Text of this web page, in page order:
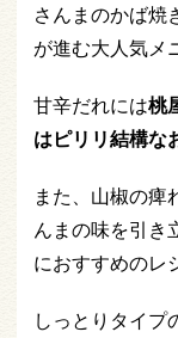
さんまのかば焼
が進む大人気メ
甘辛だれには桃
はピリリ結構な
また、山椒の痺
んまの味を引き
におすすめのレ
しっとりタイプ